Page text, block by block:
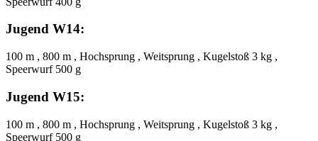
Jugend W14:
100 m , 800 m , Hochsprung , Weitsprung , Kugelstoß 3 kg ,
Speerwurf 500 g
Jugend W15:
100 m , 800 m , Hochsprung , Weitsprung , Kugelstoß 3 kg ,
Speerwurf 500 g